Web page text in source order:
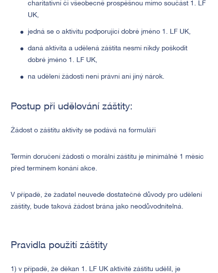
charitativní či všeobecně prospěšnou mimo součást 1. LF
UK,
jedná se o aktivitu podporující dobré jméno 1. LF UK,
daná aktivita a udělená záštita nesmí nikdy poškodit
dobré jméno 1. LF UK,
na udělení žádosti není právní ani jiný nárok.
Postup při udělování záštity:
Žádost o záštitu aktivity se podává na formuláři
Termín doručení žádosti o morální záštitu je minimálně 1 měsíc
před termínem konání akce.
V případě, že žadatel neuvede dostatečné důvody pro udělení
záštity, bude taková žádost brána jako neodůvodnitelná.
Pravidla použití záštity
1) v případě, že děkan 1. LF UK aktivitě záštitu udělil, je